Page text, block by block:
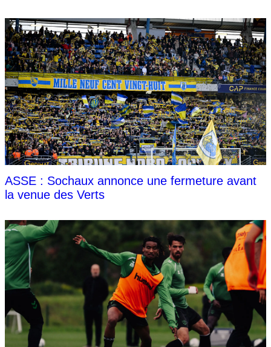
ASSE : Sochaux annonce une fermeture avant
la venue des Verts